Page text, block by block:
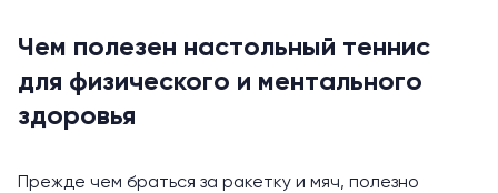
Чем полезен настольный теннис
для физического и ментального
здоровья
Прежде чем браться за ракетку и мяч, полезно